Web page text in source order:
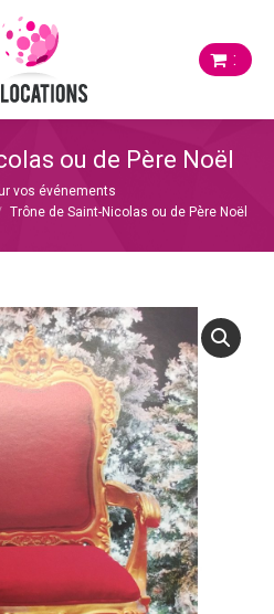
:
ou de Père Noël
vos événements
Trône de Saint-Nicolas ou de Père Noël